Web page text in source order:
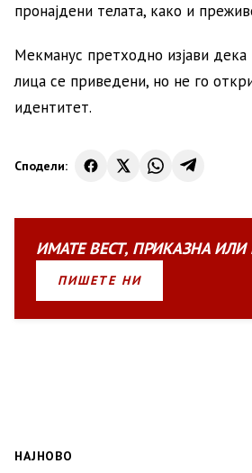
пронајдени телата, како и
Мекманус претходно изјави
лица се приведени, но не го
идентитет.
Сподели:
ИМАТЕВЕСТ, ПРИКАЗНАИЛИ
ПИШЕТЕ НИ
НАЈНОВО